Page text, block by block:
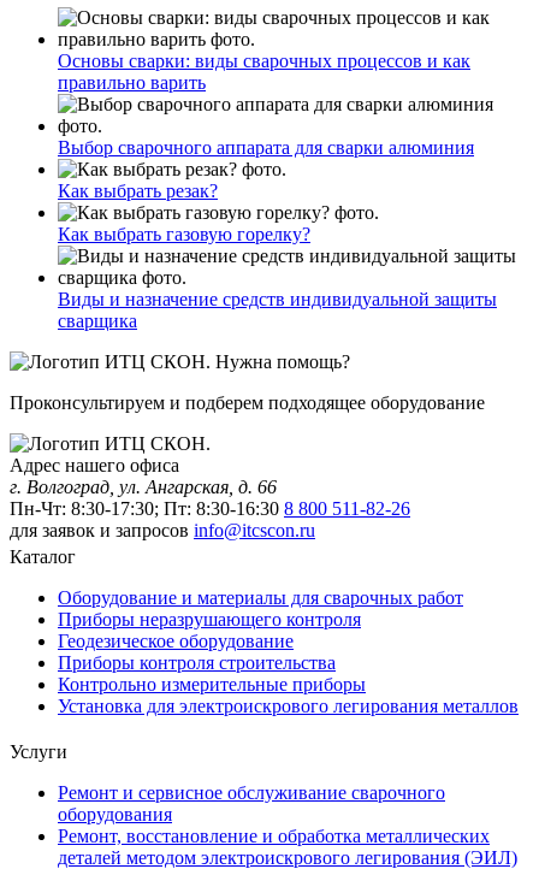
Основы сварки: виды сварочных процессов и как
правильно варить
Выбор сварочного аппарата для сварки алюминия
Как выбрать резак?
Как выбрать газовую горелку?
Виды и назначение средств индивидуальной защиты
сварщика
Нужна помощь?
Проконсультируем и подберем подходящее оборудование
Адрес нашего офиса
г. Волгоград, ул. Ангарская, д. 66
Пн-Чт: 8:30-17:30; Пт: 8:30-16:30 8 800 511-82-26
для заявок и запросов info@itcscon.ru
Каталог
Оборудование и материалы для сварочных работ
Приборы неразрушающего контроля
Геодезическое оборудование
Приборы контроля строительства
Контрольно измерительные приборы
Установка для электроискрового легирования металлов
Услуги
Ремонт и сервисное обслуживание сварочного
оборудования
Ремонт, восстановление и обработка металлических
деталей методом электроискрового легирования (ЭИЛ)